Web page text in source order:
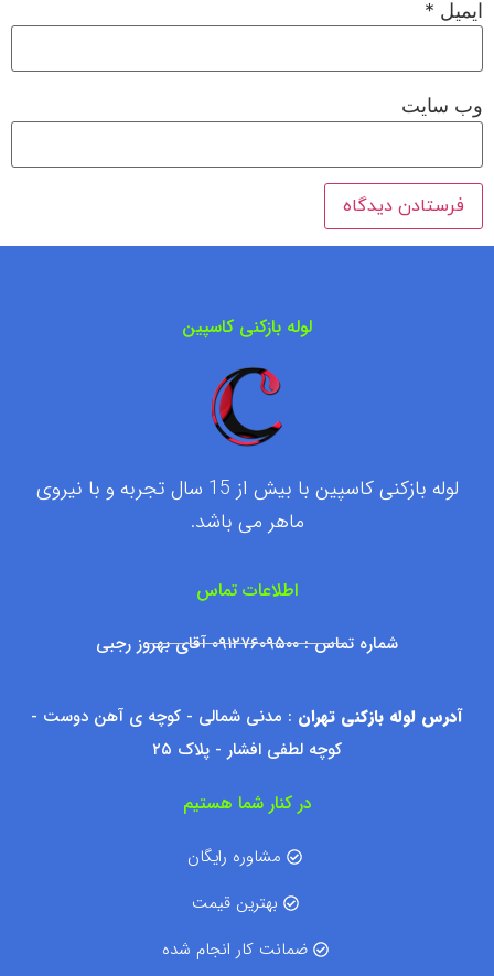
ایمیل *
وب‌ سایت
لوله بازکنی کاسپین
لوله بازکنی کاسپین با بیش از 15 سال تجربه و با نیروی
ماهر می باشد.
اطلاعات تماس
شماره تماس : ۰۹۱۲۷۶۰۹۵۰۰ آقای بهروز رجبی
آدرس لوله بازکنی تهران : مدنی شمالی - کوچه ی آهن دوست -
کوچه لطفی افشار - پلاک ۲۵
در کنار شما هستیم
مشاوره رایگان
بهترین قیمت
ضمانت کار انجام شده